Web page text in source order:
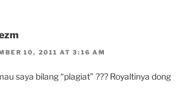
10, 2011 AT 3:16 AM
saya bilang “plagiat” ??? Royaltinya dong